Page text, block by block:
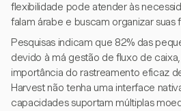
flexibilidade pode atender às
falam árabe e buscam organizar suas
Pesquisas indicam que 82% das
devido à má gestão de fluxo de
importância do rastreamento eficaz
Harvest não tenha uma interface
capacidades suportam múltiplas